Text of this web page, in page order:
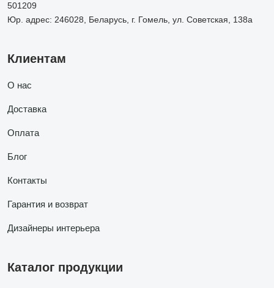
501209
Юр. адрес: 246028, Беларусь, г. Гомель, ул. Советская, 138а
Клиентам
О нас
Доставка
Оплата
Блог
Контакты
Гарантия и возврат
Дизайнеры интерьера
Каталог продукции